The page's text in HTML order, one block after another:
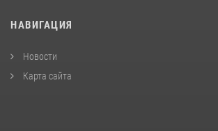
НАВИГАЦИЯ
Новости
Карта сайта